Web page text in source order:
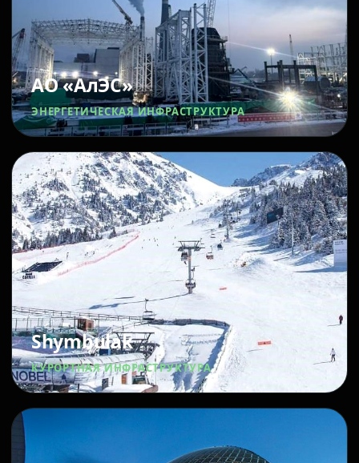
АО «АлЭС»
ЭНЕРГЕТИЧЕСКАЯ ИНФРАСТРУКТУРА
Shymbulak
КУРОРТНАЯ ИНФРАСТРУКТУРА